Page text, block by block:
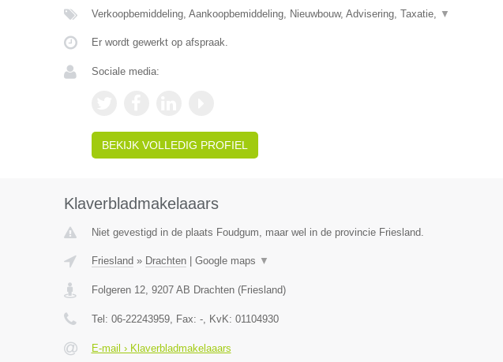
Verkoopbemiddeling, Aankoopbemiddeling, Nieuwbouw, Advisering, Taxatie, ▼
Er wordt gewerkt op afspraak.
Sociale media:
BEKIJK VOLLEDIG PROFIEL
Klaverbladmakelaaars
Niet gevestigd in de plaats Foudgum, maar wel in de provincie Friesland.
Friesland » Drachten| Google maps ▼
Folgeren 12, 9207 AB Drachten(Friesland)
Tel: 06-22243959, Fax: -, KvK: 01104930
E-mail › Klaverbladmakelaaars